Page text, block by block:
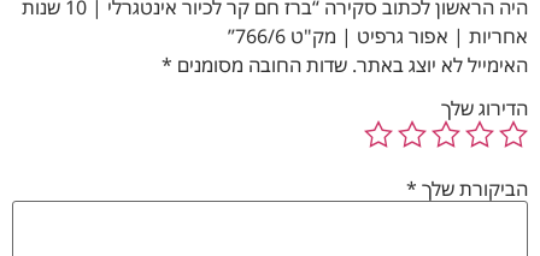
היה הראשון לכתוב סקירה “ברז חם קר לכיור אינטגרלי | 10 שנות
אחריות | אפור גרפיט | מק"ט 766/6”
האימייל לא יוצג באתר. שדות החובה מסומנים *
הדירוג שלך
הביקורת שלך *